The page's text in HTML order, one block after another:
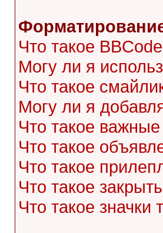
Что такое
Могу ли я
Что такое
Могу ли я
Что такое
Что такое
Что такое
Что такое
Что такое значки